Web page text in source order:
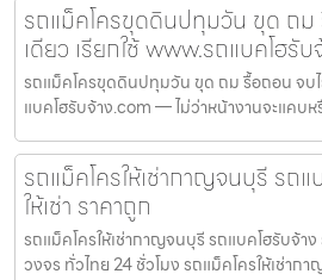
รถแม็คโครขุดดินปทุมวัน ขุด ถม
เดียว เรียกใช้ www.รถแบคโฮรั
รถแม็คโครขุดดินปทุมวัน ขุด ถม รื้อถอน จบไ
แบคโฮรับจ้าง.com — ไม่ว่าหน้างานจะแคบ
รถแม็คโครให้เช่ากาญจนบุรี รถแ
ให้เช่า ราคาถูก
รถแม็คโครให้เช่ากาญจนบุรี รถแบคโฮรับจ้าง
วงจร ทั่วไทย 24 ชั่วโมง รถแม็คโครให้เช่าก